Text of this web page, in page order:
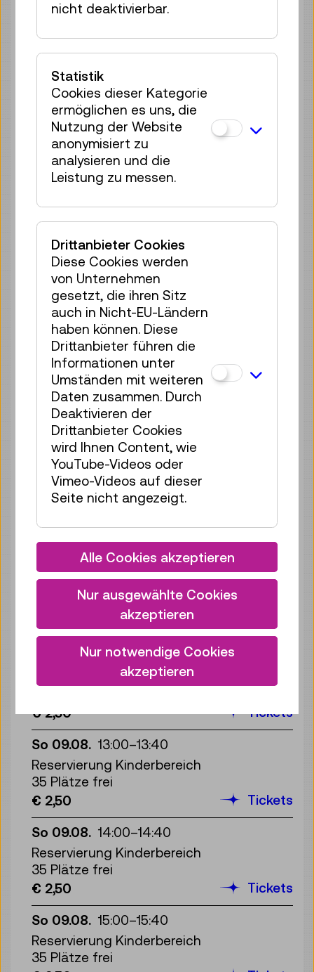
€ 2,50
Sa 08.08. 12:00–12:40
Reservierung Kinderbereich
35 Plätze frei
€ 2,50
Sa 08.08. 13:00 –13:40
Reservierung Kinderbereich
35 Plätze frei
€ 2,50
Reservierung Kinderbereich
35 Plätze frei
€ 2,50
Sa 08.08. 15:00– 15:40
Reservierung Kinderbereich
33 Plätze frei
€ 2,50
Sa 08.08. 16:00–16:40
Reservierung Kinderbereich
35 Plätze frei
€ 2,50
Sa 08.08. 17:00– 17:40
Reservierung Kinderbereich
So 09.08. 11:00–11:40
Reservierung Kinderbereich
€ 2,50
Tickets
So 09.08. 12:00–12:40
Reservierung Kinderbereich
€ 2,50
Tickets
So 09.08. 13:00–13:40
Reservierung Kinderbereich
35 Plätze frei
€ 2,50
Tickets
So 09.08. 14:00–14:40
Reservierung Kinderbereich
35 Plätze frei
€ 2,50
Tickets
So 09.08. 15:00–15:40
Reservierung Kinderbereich
35 Plätze frei
nicht deaktivierbar.
Statistik
Cookies dieser Kategorie
ermöglichen es uns, die
Nutzung der Website
anonymisiert zu
analysieren und die
Leistung zu messen.
Drittanbieter Cookies
Diese Cookies werden
von Unternehmen
gesetzt, die ihren Sitz
auch in Nicht-EU-Ländern
haben können. Diese
Drittanbieter führen die
Informationen unter
Umständen mit weiteren
Daten zusammen. Durch
Deaktivieren der
Drittanbieter Cookies
wird Ihnen Content, wie
YouTube-Videos oder
Vimeo-Videos auf dieser
Seite nicht angezeigt.
Alle Cookies akzeptieren
Nur ausgewählte Cookies
akzeptieren
Nur notwendige Cookies
akzeptieren